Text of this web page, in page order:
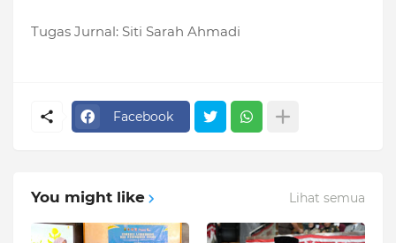
Tugas Jurnal: Siti Sarah Ahmadi
Facebook
You might like Lihat semua